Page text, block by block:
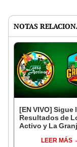
NOTAS
[EN VIVO] Sigue
Resultados de
Activo y La
LEER MÁS